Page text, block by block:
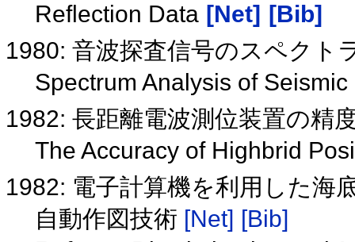
Reflection Data [Net]
[Bib]
1980: 音波探査信号のスペクト
Spectrum Analysis of
1982: 長距離電波測位装置の精
The Accuracy of Highbrid
1982: 電子計算機を利用した海
自動作図技術 [Net] [Bib]